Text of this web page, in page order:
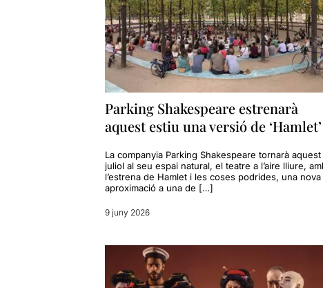
Parking Shakespeare estrenarà
aquest estiu una versió de ‘Hamlet’
La companyia Parking Shakespeare tornarà aquest
juliol al seu espai natural, el teatre a l’aire lliure,
l’estrena de Hamlet i les coses podrides, una nova
aproximació a una de […]
9 juny 2026